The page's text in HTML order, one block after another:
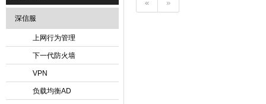
深信服
上网行为管理
下一代防火墙
VPN
负载均衡AD
« »